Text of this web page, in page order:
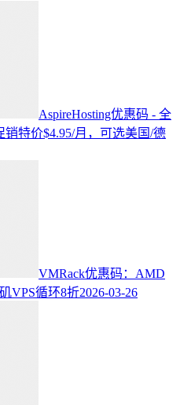
AspireHosting优惠码 - 全
销特价$4.95/月，可选美国/德
VMRack优惠码：AMD
VPS循环8折2026-03-26